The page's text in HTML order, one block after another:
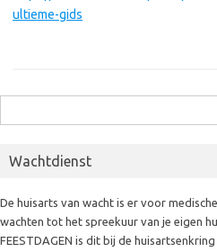
ultieme-gids
naar:
Wachtdienst
De huisarts van wacht is er voor
wachten tot het spreekuur van je eigen
FEESTDAGEN is dit bij de